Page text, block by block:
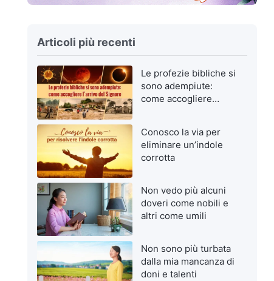
Articoli più recenti
Le profezie bibliche si
sono adempiute:
come accogliere
Conosco la via per
eliminare un’indole
corrotta
Non vedo più alcuni
doveri come nobili e
altri come umili
Non sono più turbata
dalla mia mancanza di
doni e talenti